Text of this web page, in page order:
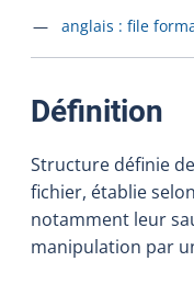
Accéder à la fiche
anglais : file
Définition
Structure définie
fichier, établie
notamment leur
manipulation par